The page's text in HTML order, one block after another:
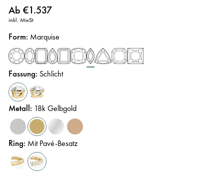
Preis:
Ab €1.537
inkl. MwSt
Form: Marquise
Fassung: Schlicht
Metall: 18k Gelbgold
Ring: Mit Pavé-Besatz